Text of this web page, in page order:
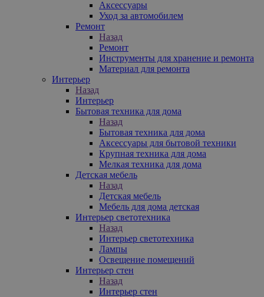
Аксессуары
Уход за автомобилем
Ремонт
Назад
Ремонт
Инструменты для хранение и ремонта
Материал для ремонта
Интерьер
Назад
Интерьер
Бытовая техника для дома
Назад
Бытовая техника для дома
Аксессуары для бытовой техники
Крупная техника для дома
Мелкая техника для дома
Детская мебель
Назад
Детская мебель
Мебель для дома детская
Интерьер светотехника
Назад
Интерьер светотехника
Лампы
Освещение помещений
Интерьер стен
Назад
Интерьер стен